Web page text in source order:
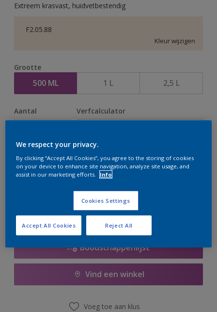
Extreem krasvast, huidvetbestendig
F2.05.88
Kleur wijzigen
Grootte
500 ML 1 L 2,5 L
Aantal Verfcalculator
Op dit moment is het niet mogelijk dit product online
te bestellen. Houd de website in de gaten, we werken
Boodschappenlijst
Vind een winkel
Voeg toe aan klus
We respect your privacy.
By clicking “Accept All Cookies”, you agree to the storing of cookies
on your device to enhance site navigation, analyze site usage, and
assist in our marketing efforts.
Info
Cookies Settings
Reject All
Accept All Cookies